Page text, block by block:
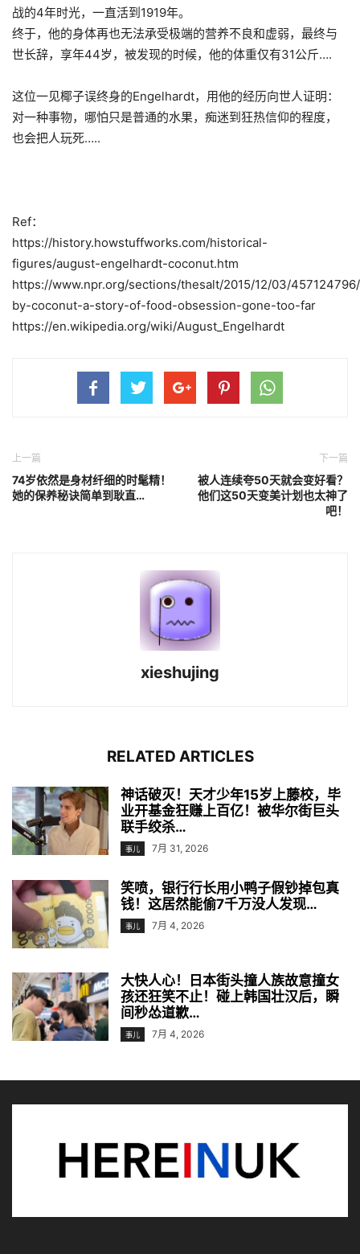
战的4年时光，一直活到1919年。
终于，他的身体再也无法承受极端的营养不良和虚弱，最终与
世长辞，享年44岁，被发现的时候，他的体重仅有31公斤….
这位一见椰子误终身的Engelhardt，用他的经历向世人证明：
对一种事物，哪怕只是普通的水果，痴迷到狂热信仰的程度，
也会把人玩死…..
Ref：
https://history.howstuffworks.com/historical-
figures/august-engelhardt-coconut.htm
https://www.npr.org/sections/thesalt/2015/12/03/
by-coconut-a-story-of-food-obsession-gone-too-far
https://en.wikipedia.org/wiki/August_Engelhardt
上一篇
74岁依然是身材纤细的时髦精！
她的保养秘诀简单到耿直…
下一篇
被人连续夸50天就会变好看？
他们这50天变美计划也太神了
吧！
xieshujing
RELATED ARTICLES
神话破灭！天才少年15岁上藤校，毕
业开基金狂赚上百亿！被华尔街巨头
联手绞杀…
事儿 7月 31, 2026
笑喷，银行行长用小鸭子假钞掉包真
钱！这居然能偷7千万没人发现…
事儿 7月 4, 2026
大快人心！日本街头撞人族故意撞女
孩还狂笑不止！碰上韩国壮汉后，瞬
间秒怂道歉…
事儿 7月 4, 2026